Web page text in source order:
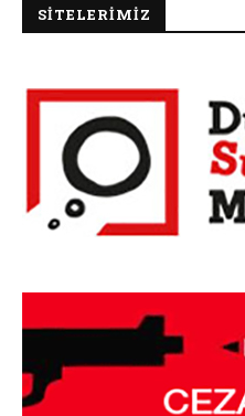
SİTELERİMİZ